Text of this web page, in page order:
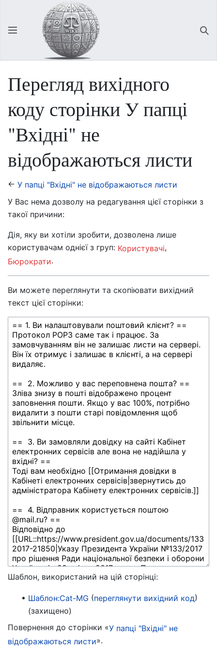
Відкрити головне меню
Перегляд вихідного
коду сторінки У папці
"Вхідні" не
відображаються листи
← У папці "Вхідні" не відображаються листи
У Вас нема дозволу на редагування цієї сторінки з
такої причини:
Дія, яку ви хотіли зробити, дозволена лише
користувачам однієї з груп: Користувачі,
Бюрократи.
Ви можете переглянути та скопіювати вихідний
текст цієї сторінки:
Шаблон, використаний на цій сторінці:
Шаблон:Cat-MG (переглянути вихідний код)
(захищено)
Повернення до сторінки «У папці "Вхідні" не
відображаються листи».